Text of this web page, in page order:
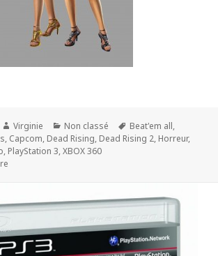
Auteur
Virginie Catégories
Non classé
Mots-
clés
Beat'em all,
, Capcom, Dead Rising, Dead Rising 2, Horreur,
, PlayStation 3,XBOX 360